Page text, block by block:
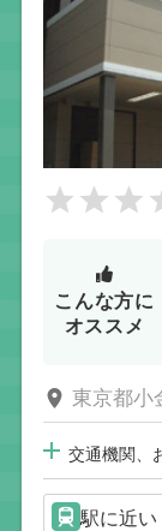
こんな方に
オススメ
東京都小
交通機関、
駅に近い